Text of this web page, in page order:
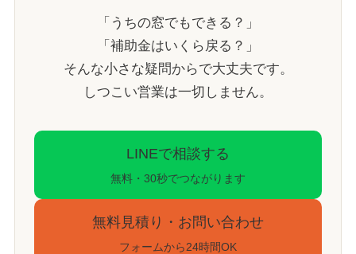
「うちの窓でもできる？」
「補助金はいくら戻る？」
そんな小さな疑問からで大丈夫です。
しつこい営業は一切しません。
LINEで相談する
無料・30秒でつながります
無料見積り・お問い合わせ
フォームから24時間OK